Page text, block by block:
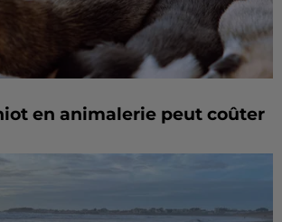
en animalerie peut coûter